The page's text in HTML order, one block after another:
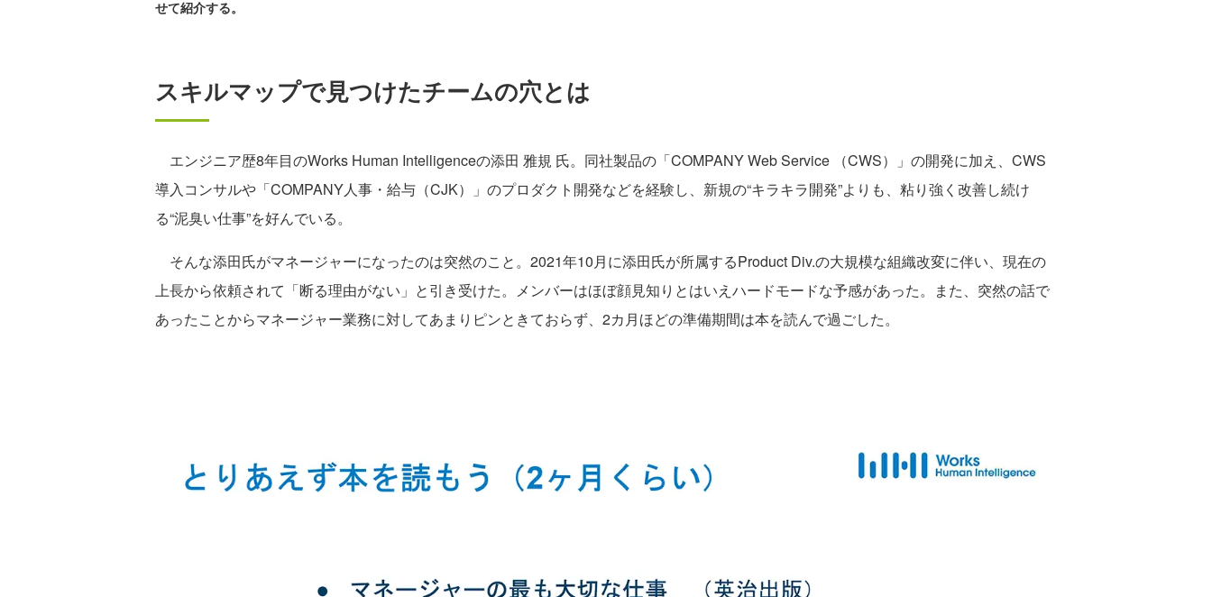
せて紹介する。
スキルマップで見つけたチームの穴とは
エンジニア歴8年目のWorks Human Intelligenceの添田 雅規 氏。同社製品の「COMPANY Web Service （CWS）」の開発に加え、CWS
導入コンサルや「COMPANY人事・給与（CJK）」のプロダクト開発などを経験し、新規の“キラキラ開発”よりも、粘り強く改善し続け
る“泥臭い仕事”を好んでいる。
そんな添田氏がマネージャーになったのは突然のこと。2021年10月に添田氏が所属するProduct Div.の大規模な組織改変に伴い、現在の
上長から依頼されて「断る理由がない」と引き受けた。メンバーはほぼ顔見知りとはいえハードモードな予感があった。また、突然の話で
あったことからマネージャー業務に対してあまりピンときておらず、2カ月ほどの準備期間は本を読んで過ごした。